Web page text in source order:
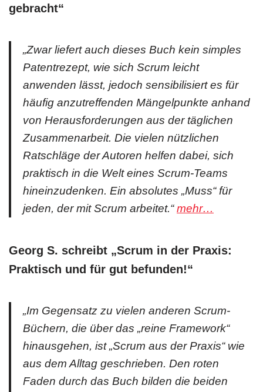
gebracht“
„Zwar liefert auch dieses Buch kein simples
Patentrezept, wie sich Scrum leicht
anwenden lässt, jedoch sensibilisiert es für
häufig anzutreffenden Mängelpunkte anhand
von Herausforderungen aus der täglichen
Zusammenarbeit. Die vielen nützlichen
Ratschläge der Autoren helfen dabei, sich
praktisch in die Welt eines Scrum-Teams
hineinzudenken. Ein absolutes „Muss“ für
jeden, der mit Scrum arbeitet.“mehr…
Georg S. schreibt „Scrum in der Praxis:
Praktisch und für gut befunden!“
„Im Gegensatz zu vielen anderen Scrum-
Büchern, die über das „reine Framework“
hinausgehen, ist „Scrum aus der Praxis“ wie
aus dem Alltag geschrieben. Den roten
Faden durch das Buch bilden die beiden